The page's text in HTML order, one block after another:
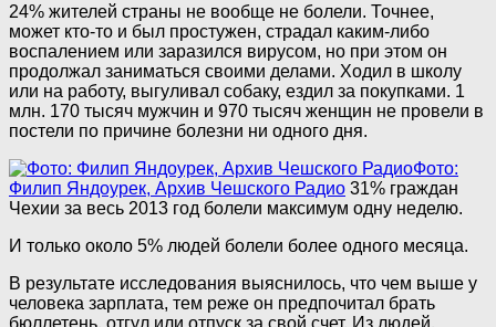
24% жителей страны не вообще не болели. Точнее,
может кто-то и был простужен, страдал каким-либо
воспалением или заразился вирусом, но при этом он
продолжал заниматься своими делами. Ходил в школу
или на работу, выгуливал собаку, ездил за покупками. 1
млн. 170 тысяч мужчин и 970 тысяч женщин не провели в
постели по причине болезни ни одного дня.
Фото:
Филип Яндоурек, Архив Чешского Радио 31% граждан
Чехии за весь 2013 год болели максимум одну неделю.
И только около 5% людей болели более одного месяца.
В результате исследования выяснилось, что чем выше у
человека зарплата, тем реже он предпочитал брать
бюллетень, отгул или отпуск за свой счет. Из людей,